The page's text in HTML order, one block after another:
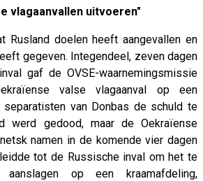
vlagaanvallen uitvoeren"
Rusland doelen heeft aangevallen en
gegeven. Integendeel, zeven dagen
gaf de OVSE-waarnemingsmissie
valse vlagaanval op een
van Donbas de schuld te
werd gedood, maar de Oekraïense
namen in de komende vier dagen
tot de Russische inval om het te
op een kraamafdeling,